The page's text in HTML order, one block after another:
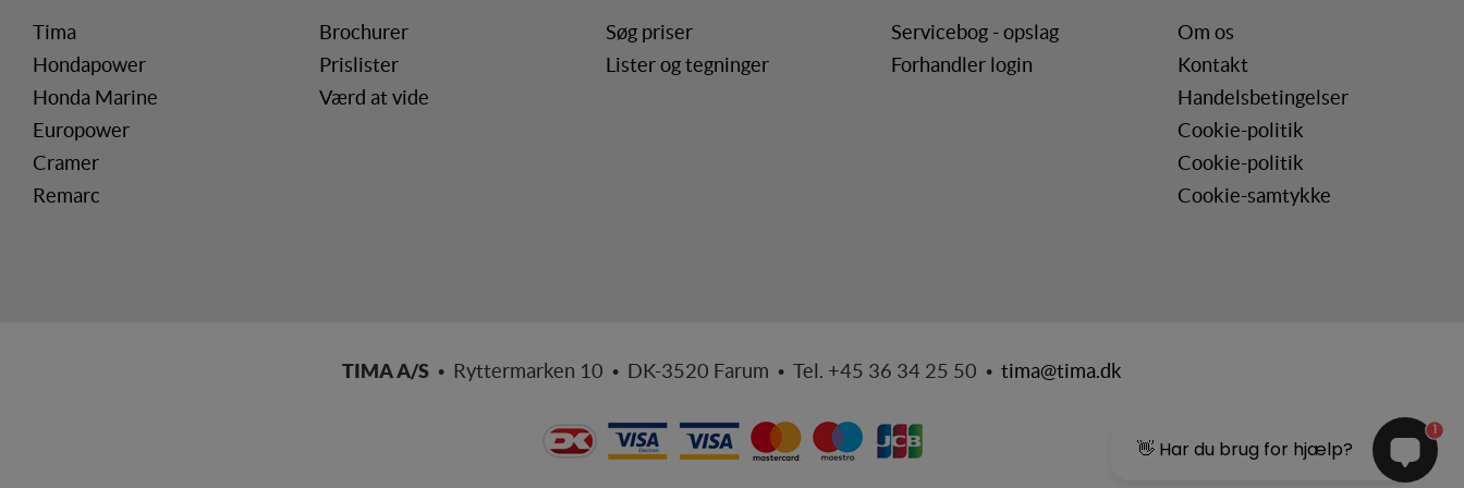
Tima
Hondapower
Honda Marine
Europower
Cramer
Remarc
Brochurer
Prislister
Værd at vide
Søg priser
Lister og tegninger
Servicebog - opslag
Forhandler login
Om os
Kontakt
Handelsbetingelser
Cookie-politik
Cookie-politik
Cookie-samtykke
TIMA A/S • Ryttermarken 10 • DK-3520 Farum • Tel. +45 36 34 25 50 • tima@tima.dk
internettet.
👋 Har du brug for hjælp?
1